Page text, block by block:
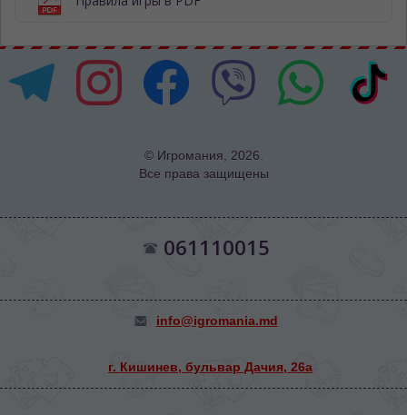
© Игромания, 2026.
Все права защищены
061110015
info@igromania.md
г. Кишинев, бульвар Дачия, 26а